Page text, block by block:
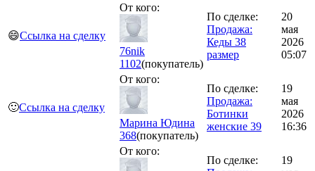
😄Ссылка на сделку
От кого:
76nik
1102(покупатель)
По сделке:
Продажа:
Кеды 38
размер
20
мая
2026
05:07
🙂Ссылка на сделку
От кого:
Марина Юдина
368(покупатель)
По сделке:
Продажа:
Ботинки
женские 39
19
мая
2026
16:36
От кого:
По сделке:
19